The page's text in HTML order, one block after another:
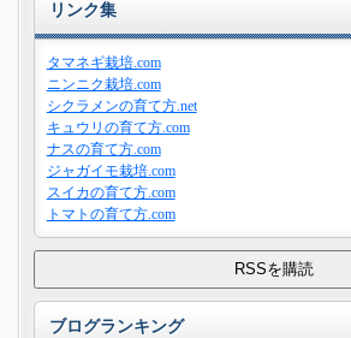
リンク集
タマネギ栽培.com
ニンニク栽培.com
シクラメンの育て方.net
キュウリの育て方.com
ナスの育て方.com
ジャガイモ栽培.com
スイカの育て方.com
トマトの育て方.com
ブログランキング